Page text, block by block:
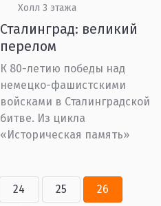
Холл 3 этажа
Сталинград: великий
перелом
К 80-летию победы над
немецко-фашистскими
войсками в Сталинградской
битве. Из цикла
«Историческая память»
24 25 26